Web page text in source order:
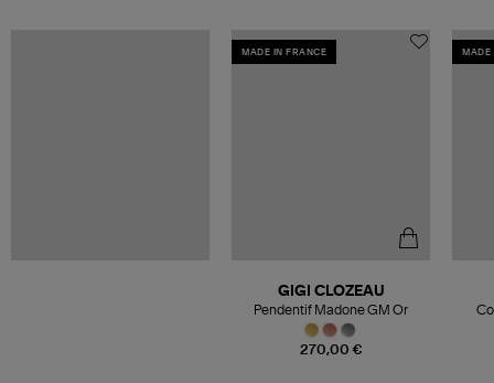
MADE IN FRANCE
270,00 €
GIGI CLOZEAU
Pendentif Madone GM Or
MADE